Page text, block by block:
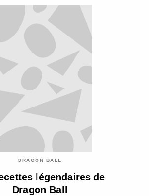
DRAGON BALL
légendaires de
Dragon Ball